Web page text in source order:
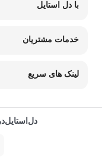
با دل استایل
خدمات مشتریان
لینک های سریع